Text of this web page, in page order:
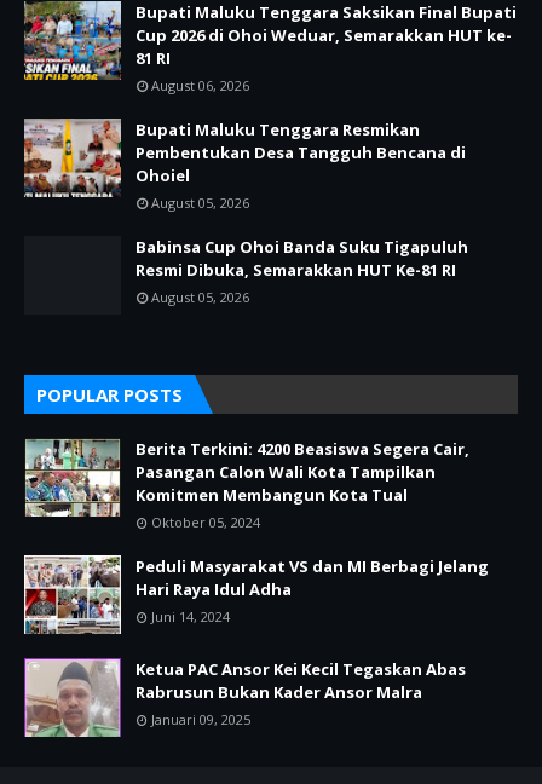
Bupati Maluku Tenggara Saksikan Final Bupati
Cup 2026 di Ohoi Weduar, Semarakkan HUT ke-
81 RI
August 06, 2026
Bupati Maluku Tenggara Resmikan
Pembentukan Desa Tangguh Bencana di
Ohoiel
August 05, 2026
Babinsa Cup Ohoi Banda Suku Tigapuluh
Resmi Dibuka, Semarakkan HUT Ke-81 RI
August 05, 2026
POPULAR POSTS
Berita Terkini: 4200 Beasiswa Segera Cair,
Pasangan Calon Wali Kota Tampilkan
Komitmen Membangun Kota Tual
Oktober 05, 2024
Peduli Masyarakat VS dan MI Berbagi Jelang
Hari Raya Idul Adha
Juni 14, 2024
Ketua PAC Ansor Kei Kecil Tegaskan Abas
Rabrusun Bukan Kader Ansor Malra
Januari 09, 2025